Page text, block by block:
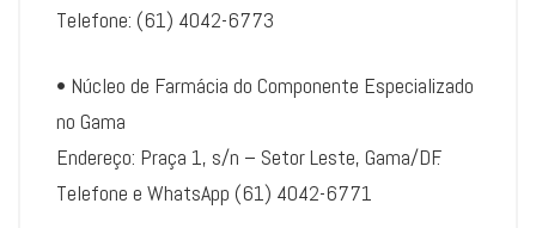
Telefone: (61) 4042-6773
• Núcleo de Farmácia do Componente Especializado
no Gama
Endereço: Praça 1, s/n – Setor Leste, Gama/DF.
Telefone e WhatsApp (61) 4042-6771